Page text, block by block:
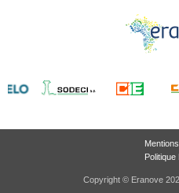
Copyright © Eranove